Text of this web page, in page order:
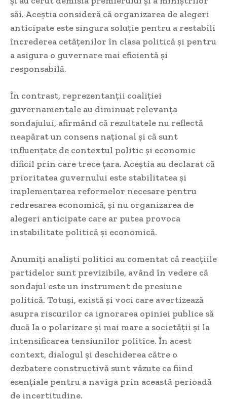
săi. Aceștia consideră că organizarea de alegeri
anticipate este singura soluție pentru a restabili
încrederea cetățenilor în clasa politică și pentru
a asigura o guvernare mai eficientă și
responsabilă.
În contrast, reprezentanții coaliției
guvernamentale au diminuat relevanța
sondajului, afirmând că rezultatele nu reflectă
neapărat un consens național și că sunt
influențate de contextul politic și economic
dificil prin care trece țara. Aceștia au declarat că
prioritatea guvernului este stabilitatea și
implementarea reformelor necesare pentru
redresarea economică, și nu organizarea de
alegeri anticipate care ar putea provoca
instabilitate politică și economică.
Anumiți analiști politici au comentat că reacțiile
partidelor sunt previzibile, având în vedere că
sondajul este un instrument de presiune
politică. Totuși, există și voci care avertizează
asupra riscurilor ca ignorarea opiniei publice să
ducă la o polarizare și mai mare a societății și la
intensificarea tensiunilor politice. În acest
context, dialogul și deschiderea către o
dezbatere constructivă sunt văzute ca fiind
esențiale pentru a naviga prin această perioadă
de incertitudine.